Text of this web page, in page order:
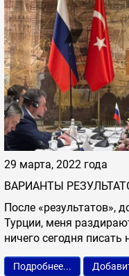
29 марта, 2022 года
ВАРИАНТЫ
После «результатов»,
Турции, меня
ничего сегодня
Подробнее...